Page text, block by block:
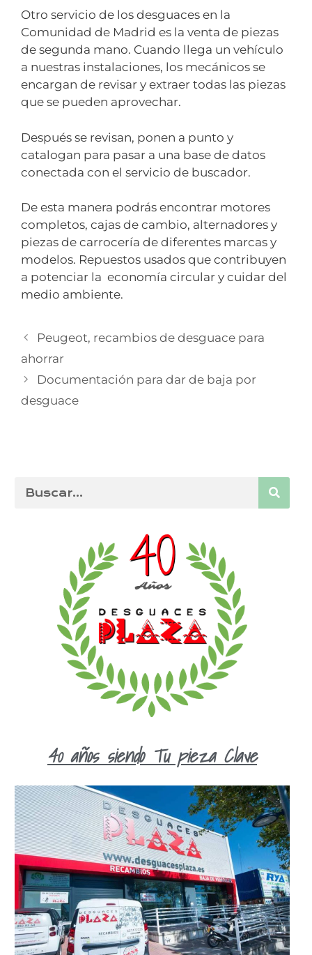
Otro servicio de los desguaces en la
Comunidad de Madrid es la venta de piezas
de segunda mano. Cuando llega un vehículo
a nuestras instalaciones, los mecánicos se
encargan de revisar y extraer todas las piezas
que se pueden aprovechar.
Después se revisan, ponen a punto y
catalogan para pasar a una base de datos
conectada con el servicio de buscador.
De esta manera podrás encontrar motores
completos, cajas de cambio, alternadores y
piezas de carrocería de diferentes marcas y
modelos. Repuestos usados que contribuyen
a potenciar la economía circular y cuidar del
medio ambiente.
Peugeot, recambios de desguace para
ahorrar
Documentación para dar de baja por
desguace
40 años siendo Tu pieza Clave